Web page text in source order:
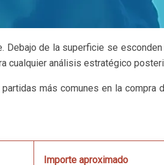
de la superficie se
cualquier análisis estratégico
más comunes en la compra
Importe aproximado